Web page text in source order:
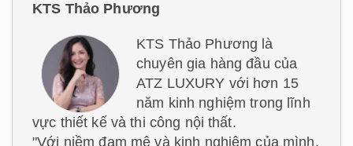
KTS Thảo Phương
KTS Thảo Phương là
chuyên gia hàng đầu của
ATZ LUXURY với hơn 15
năm kinh nghiệm trong lĩnh
vực thiết kế và thi công nội thất.
"Với niềm đam mê và kinh nghiệm của mình,